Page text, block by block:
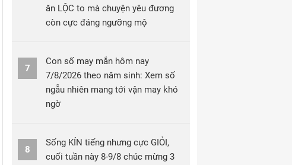
ăn LỘC to mà chuyện yêu đương
còn cực đáng ngưỡng mộ
7
Con số may mắn hôm nay
7/8/2026 theo năm sinh: Xem số
ngẫu nhiên mang tới vận may khó
ngờ
8
Sống KÍN tiếng nhưng cực GIỎI,
cuối tuần này 8-9/8 chúc mừng 3